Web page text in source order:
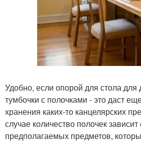
Удобно, если опорой для стола для
тумбочки с полочками - это даст
хранения каких-то канцелярских
случае количество полочек зависит
предполагаемых предметов,